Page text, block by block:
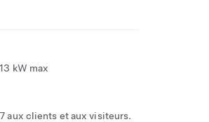
kW max
aux clients et aux visiteurs.